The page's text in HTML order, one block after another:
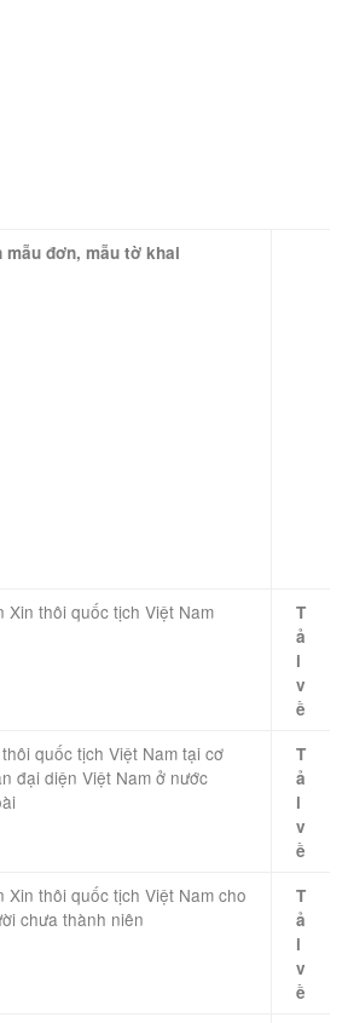
mẫu đơn, mẫu tờ khai
Xin thôi quốc tịch Việt Nam​
T
ả
i
v
ề
quốc tịch Việt Nam tại cơ
đại diện Việt Nam ở nước
T
ả
i
v
ề
Xin thôi quốc tịch Việt Nam cho
chưa thành niên​
T
ả
i
v
ề